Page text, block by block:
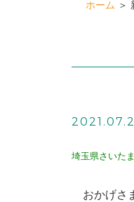
ホーム ＞
埼玉県さいた
おかげさ